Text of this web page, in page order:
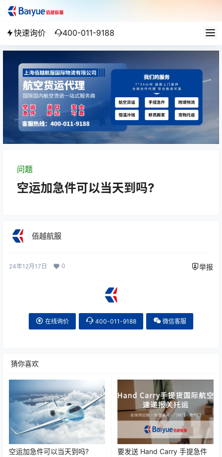
快速询价 400-011-9188
问题
空运加急件可以当天到吗?
佰越航服
24年12月17日 0 举报
在线询价 400-011-9188 微信客服
猜你喜欢
空运加急件可以当天到吗?
要发送 Hand Carry 手提急件